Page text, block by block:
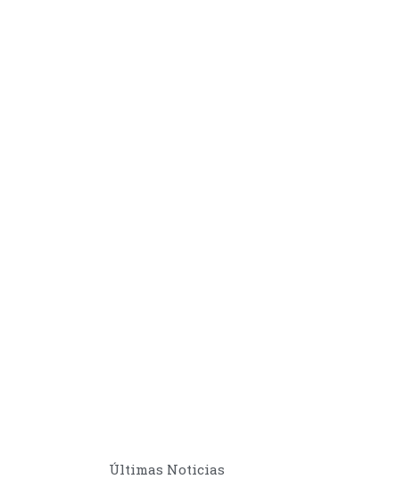
Últimas Noticias